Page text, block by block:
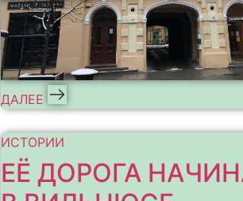
ДАЛЕЕ
ИСТОРИИ
ЕЁ ДОРОГА